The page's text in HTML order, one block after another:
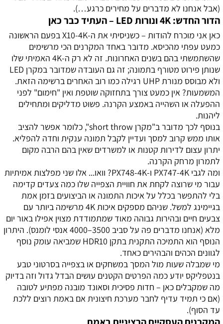
(אבל אנחנו לא מדברים על מחירים כרגע…).
הדור החדש: 4K ונורות LED – העתיד כבר כאן
כאן אני מוכרח להודות – כשניסיתי את ה-X10-4K בפעם הראשונה
כמעט עפתי מהכיסא. מדובר באחד המקרנים הכי מרשימים
שהשתמשתי בהם בשנים האחרונות. זה לא רק ה-4K האמיתי שלו
שנותן פירוט מטורף בתמונה; זה גם העובדה שמדובר במקרן LED
ולא מבוסס מנורת UHP רגילה כמו רוב האחרים ברשימה הזאת.
המשמעות? אין כמעט צורך בתחזוקה שוטפת ואין "חימום" לפני
ההפעלה או השהייה באמצע הקרנה. פשוט מדליקים ומתחילים
ליהנות.
בנוסף לכך מדובר ב"מקרן short throw", כלומר אפשר להציב
אותו ממש קרוב למסך ועדיין לקבל תמונה ענקית וחדה להפליא.
יתרון עצום לדירות קטנות או למשרדים שאין בהם הרבה מקום
לתמרון מרחק הקרנה.
ומה לגבי PX747-4K ו-PX748-4K? וואו... אלו שני מפלצות אמיתיות
עבור מי שרוצה לקחת את חוויית הצפייה שלו כמה צעדים קדימה
בלי להתפשר בכלל על איכות התמונה או הביצועים בזמן אמת
בגיימינג למשל. שניהם מספקים איכות 4K מרשימה ביותר עם
צבעים חיים ובהירות גבוהה מאוד שמתמודדת מצוין אפילו באור יום
מלא (אנחנו מדברים פה על סביב 3500–4000 אנסי לומנס). היתרון
הנוסף הוא התמיכה התקנית בתקן HDR10 שמביאה עומק נוסף
לגוונים הכהים והבהירים כאחד.
מי שמבלה שעות מול המסך במשחקים או בצפייה בסרטוני טבע
בנטפליקס יודע כמה הפרטים הקטנים עושים הבדל גדול וזה בדיוק
מה שמקבלים כאן – חדות פסיכית וסאונד מובנה מפתיע לטובה
(אם כי תמיד עדיף לחבר מערכת חיצונית אם באמת רוצים ללכת
עד הסוף).